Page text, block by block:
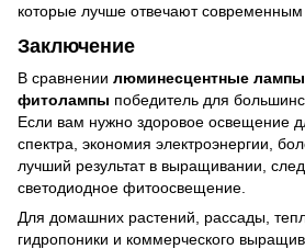
которые лучше отвечают
Заключение
В сравнении люминесцентные
фитолампы победитель для
Если вам нужно здоровое освещение
спектра, экономия электроэнергии,
лучший результат в выращивании,
светодиодное фитоосвещение.
Для домашних растений, рассады,
гидропоники и коммерческого